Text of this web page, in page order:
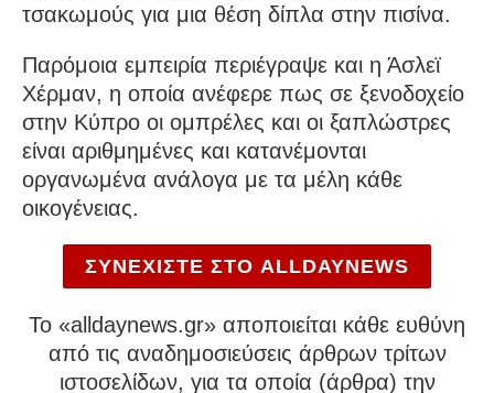
τσακωμούς για μια θέση δίπλα στην πισίνα.
Παρόμοια εμπειρία περιέγραψε και η Άσλεϊ
Χέρμαν, η οποία ανέφερε πως σε ξενοδοχείο
στην Κύπρο οι ομπρέλες και οι ξαπλώστρες
είναι αριθμημένες και κατανέμονται
οργανωμένα ανάλογα με τα μέλη κάθε
οικογένειας.
ΣΥΝΕΧΙΣΤΕ ΣΤΟ ALLDAYNEWS
To «alldaynews.gr» αποποιείται κάθε ευθύνη
από τις αναδημοσιεύσεις άρθρων τρίτων
ιστοσελίδων, για τα οποία (άρθρα) την